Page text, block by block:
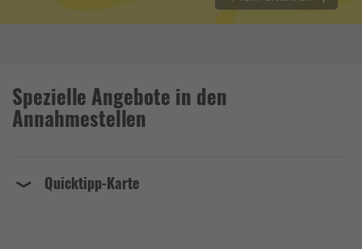
Spezielle Angebote in den
Annahmestellen
Quicktipp-Karte